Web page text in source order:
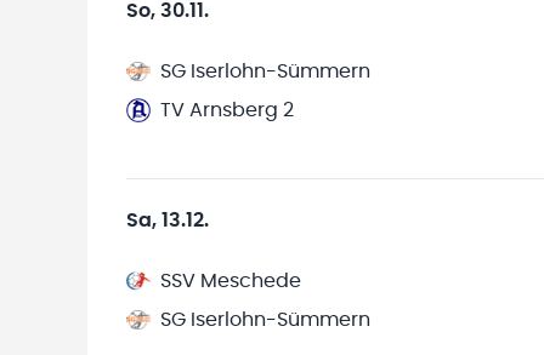
So, 30.11.
SG Iserlohn-Sümmern
TV Arnsberg 2
Sa, 13.12.
SSV Meschede
SG Iserlohn-Sümmern